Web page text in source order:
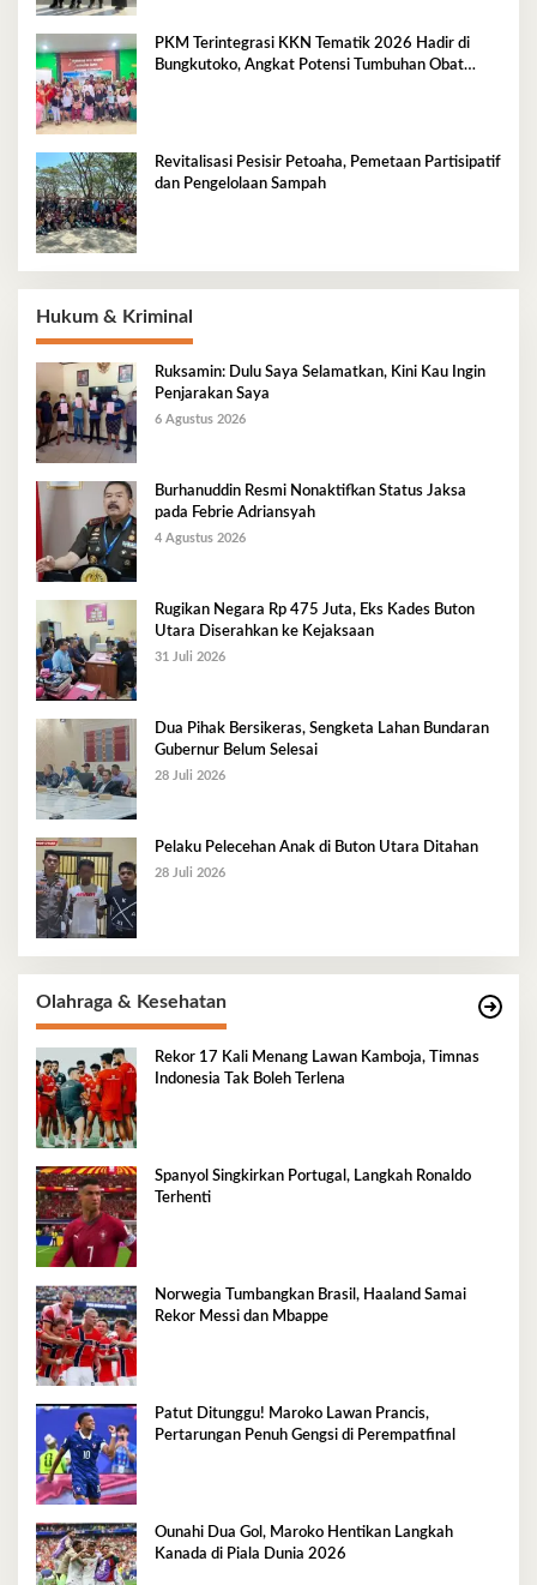
PKM Terintegrasi KKN Tematik 2026 Hadir di
Bungkutoko, Angkat Potensi Tumbuhan Obat
Revitalisasi Pesisir Petoaha, Pemetaan Partisipatif
dan Pengelolaan Sampah
Hukum & Kriminal
Ruksamin: Dulu Saya Selamatkan, Kini Kau Ingin
Penjarakan Saya
6 Agustus 2026
Burhanuddin Resmi Nonaktifkan Status Jaksa
pada Febrie Adriansyah
4 Agustus 2026
Rugikan Negara Rp 475 Juta, Eks Kades Buton
Utara Diserahkan ke Kejaksaan
31 Juli 2026
Dua Pihak Bersikeras, Sengketa Lahan Bundaran
Gubernur Belum Selesai
28 Juli 2026
Pelaku Pelecehan Anak di Buton Utara Ditahan
28 Juli 2026
Olahraga & Kesehatan
Rekor 17 Kali Menang Lawan Kamboja, Timnas
Indonesia Tak Boleh Terlena
Spanyol Singkirkan Portugal, Langkah Ronaldo
Terhenti
Norwegia Tumbangkan Brasil, Haaland Samai
Rekor Messi dan Mbappe
Patut Ditunggu! Maroko Lawan Prancis,
Pertarungan Penuh Gengsi di Perempatfinal
Ounahi Dua Gol, Maroko Hentikan Langkah
Kanada di Piala Dunia 2026